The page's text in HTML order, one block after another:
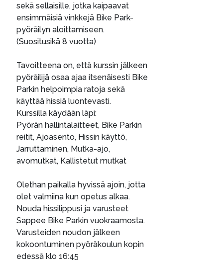
sekä sellaisille, jotka kaipaavat
ensimmäisiä vinkkejä Bike Park-
pyöräilyn aloittamiseen.
(Suositusikä 8 vuotta)
Tavoitteena on, että kurssin jälkeen
pyöräilijä osaa ajaa itsenäisesti Bike
Parkin helpoimpia ratoja sekä
käyttää hissiä luontevasti.
Kurssilla käydään läpi:
Pyörän hallintalaitteet, Bike Parkin
reitit, Ajoasento, Hissin käyttö,
Jarruttaminen, Mutka-ajo,
avomutkat, Kallistetut mutkat
Olethan paikalla hyvissä ajoin, jotta
olet valmiina kun opetus alkaa.
Nouda hissilippusi ja varusteet
Sappee Bike Parkin vuokraamosta.
Varusteiden noudon jälkeen
kokoontuminen pyöräkoulun kopin
edessä klo 16:45